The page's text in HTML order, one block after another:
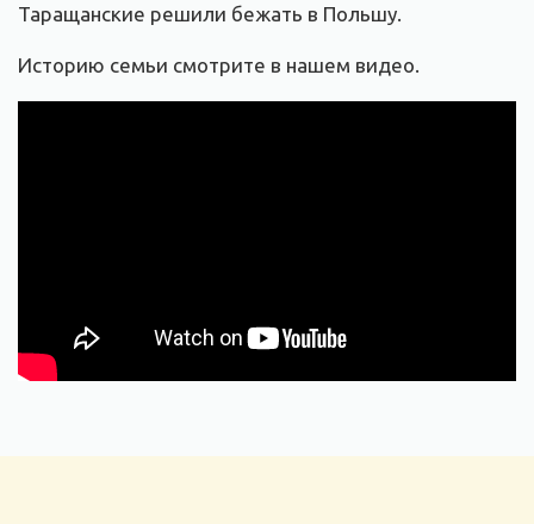
Таращанские решили бежать в Польшу.
Историю семьи смотрите в нашем видео.